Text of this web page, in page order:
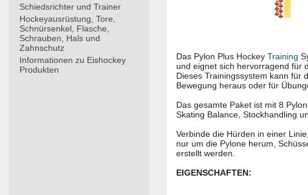
Schiedsrichter und Trainer
Hockeyausrüstung, Tore,
Schnürsenkel, Flasche,
Schrauben, Hals und
Zahnschutz
Informationen zu Eishockey
Produkten
Das Pylon Plus Hockey Training
und eignet sich hervorragend für
Dieses Trainingssystem kann für
Bewegung heraus oder für
Das gesamte Paket ist mit 8
Skating Balance, Stockhandling
Verbinde die Hürden in einer
nur um die Pylone herum,
erstellt werden.
EIGENSCHAFTEN: